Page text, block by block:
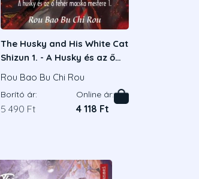
The Husky and His White Cat
Shizun 1. - A Husky és az ő
fehér macska mestere 1.
Rou Bao Bu Chi Rou
Borító ár:
5 490 Ft
Online ár:
4 118 Ft